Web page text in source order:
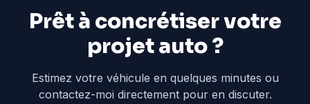
Prêt à concrétiser votre
projet auto ?
Estimez votre véhicule en quelques minutes ou
contactez-moi directement pour en discuter.